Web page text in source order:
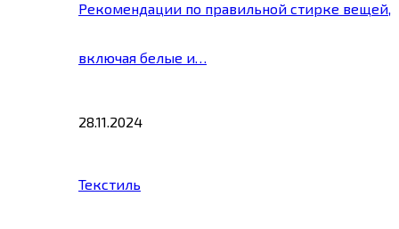
Рекомендации по правильной стирке вещей,
включая белые и…
28.11.2024
Текстиль